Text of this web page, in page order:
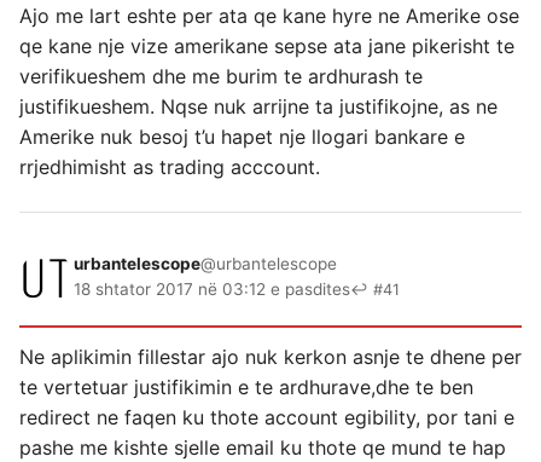
Ajo me lart eshte per ata qe kane hyre ne Amerike ose
qe kane nje vize amerikane sepse ata jane pikerisht te
verifikueshem dhe me burim te ardhurash te
justifikueshem. Nqse nuk arrijne ta justifikojne, as ne
Amerike nuk besoj t’u hapet nje llogari bankare e
rrjedhimisht as trading acccount.
urbantelescope@urbantelescope
18 shtator 2017 në 03:12 e pasdites↩ #41
Ne aplikimin fillestar ajo nuk kerkon asnje te dhene per
te vertetuar justifikimin e te ardhurave,dhe te ben
redirect ne faqen ku thote account egibility, por tani e
pashe me kishte sjelle email ku thote qe mund te hap